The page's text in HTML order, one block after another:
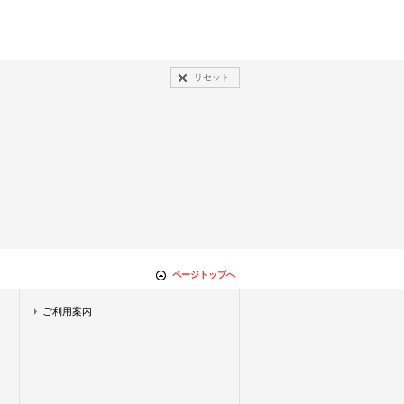
リセット
ページトップへ
ご利用案内